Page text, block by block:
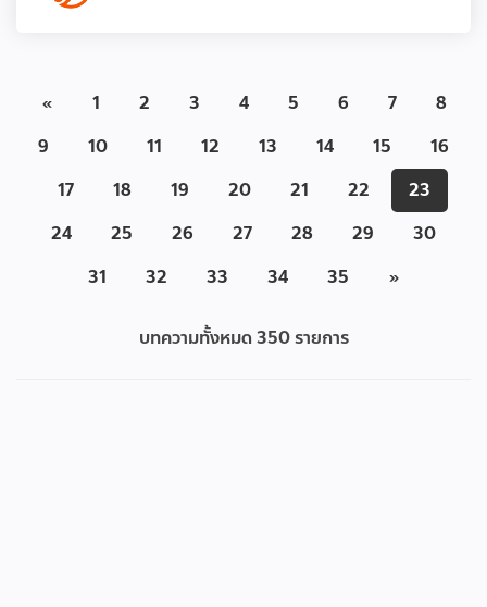
« 1 2 3 4 5 6 7
8
9
10 11 12 13 14 15
16
17
18 19 20 21 22
23
24
25 26 27 28 29
30
31
32 33 34 35 »
บทความทั้งหมด350รายการ